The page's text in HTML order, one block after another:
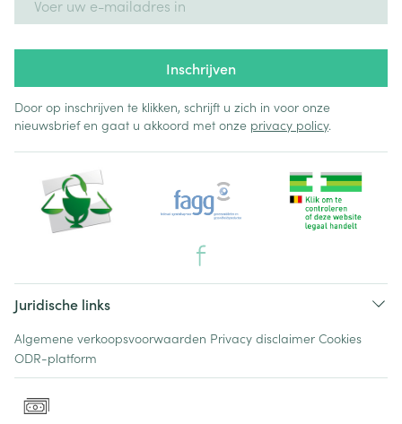
Inschrijven
Door op inschrijven te klikken, schrijft u zich in voor onze
nieuwsbrief en gaat u akkoord met onze privacy policy.
Juridische links
Algemene verkoopsvoorwaarden Privacy disclaimer Cookies
ODR-platform